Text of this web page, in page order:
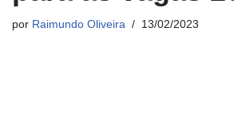
por Raimundo Oliveira 13/02/2023